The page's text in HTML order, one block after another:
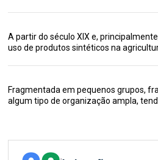
A partir do século XIX e,
uso de produtos sintéticos na
Fragmentada em pequenos grupos,
algum tipo de organização ampla,